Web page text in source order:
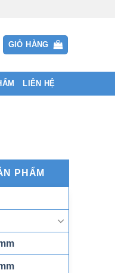
GIỎ HÀNG
LIÊN HỆ
PHẨM